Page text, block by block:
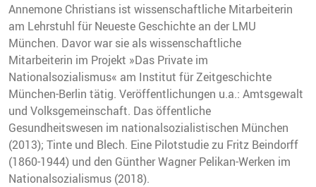
Annemone Christians ist wissenschaftliche Mitarbeiterin
am Lehrstuhl für Neueste Geschichte an der LMU
München. Davor war sie als wissenschaftliche
Mitarbeiterin im Projekt »Das Private im
Nationalsozialismus« am Institut für Zeitgeschichte
München-Berlin tätig. Veröffentlichungen u.a.: Amtsgewalt
und Volksgemeinschaft. Das öffentliche
Gesundheitswesen im nationalsozialistischen München
(2013); Tinte und Blech. Eine Pilotstudie zu Fritz Beindorff
(1860-1944) und den Günther Wagner Pelikan-Werken im
Nationalsozialismus (2018).